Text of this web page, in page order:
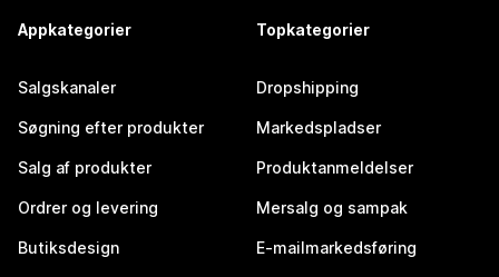
Appkategorier
Salgskanaler
Søgning efter produkter
Salg af produkter
Ordrer og levering
Butiksdesign
Topkategorier
Dropshipping
Markedspladser
Produktanmeldelser
Mersalg og sampak
E-mailmarkedsføring